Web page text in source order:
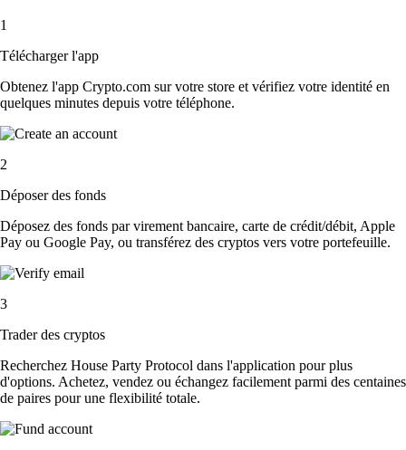
1
Télécharger l'app
Obtenez l'app Crypto.com sur votre store et vérifiez votre identité en
quelques minutes depuis votre téléphone.
2
Déposer des fonds
Déposez des fonds par virement bancaire, carte de crédit/débit, Apple
Pay ou Google Pay, ou transférez des cryptos vers votre portefeuille.
3
Trader des cryptos
Recherchez House Party Protocol dans l'application pour plus
d'options. Achetez, vendez ou échangez facilement parmi des centaines
de paires pour une flexibilité totale.